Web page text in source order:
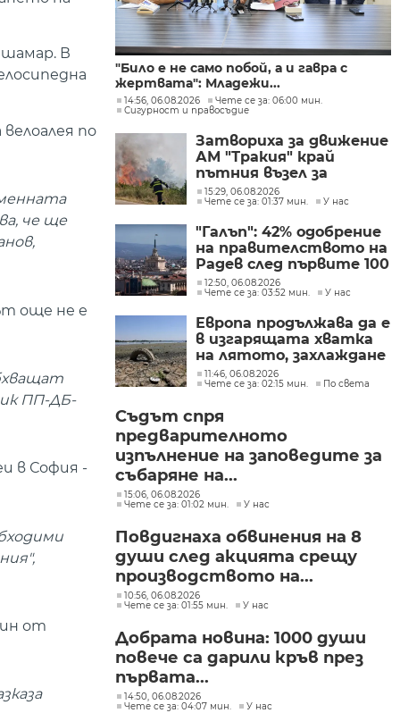
В
по
че ще
още не е
ПП-ДБ-
в София -
от
"Било е не само побой, а и гавра с
жертвата": Младежи...
14:56, 06.08.2026
Чете се за: 06:00 мин.
Сигурност и правосъдие
Затвориха за движение
АМ "Тракия" край
пътния възел за
Велинград заради
пожар
15:29, 06.08.2026
Чете се за: 01:37 мин.
У нас
"Галъп": 42% одобрение
на правителството на
Радев след първите 100
дни управление
12:50, 06.08.2026
Чете се за: 03:52 мин.
У нас
Европа продължава да е
в изгарящата хватка
на лятото, захлаждане
се очаква в края на
седмицата
11:46, 06.08.2026
Чете се за: 02:15 мин.
По света
Съдът спря
предварителното
изпълнение на заповедите за
събаряне на...
15:06, 06.08.2026
Чете се за: 01:02 мин.
У нас
Повдигнаха обвинения на 8
души след акцията срещу
производството на...
10:56, 06.08.2026
Чете се за: 01:55 мин.
У нас
Добрата новина: 1000 души
повече са дарили кръв през
първата...
14:50, 06.08.2026
Чете се за: 04:07 мин.
У нас